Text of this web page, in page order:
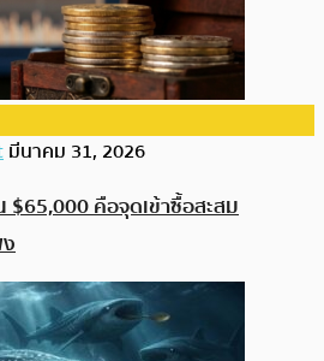
มีนาคม 31, 2026
$65,000 คือจุดเข้าซื้อสะสม